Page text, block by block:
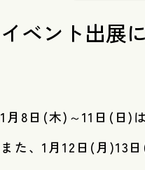
イベント出展
1月8日(木)～11日(日)
また、1月12日(月)13